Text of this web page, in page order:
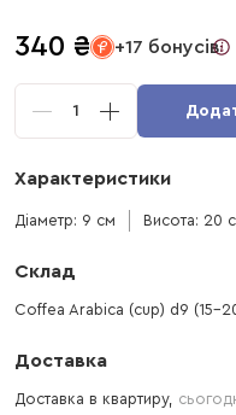
340 ₴ +17 бонусів
1
Характеристики
Діаметр: 9 см Висота: 20
Склад
Coffea Arabica (cup) d9 (15-
Доставка
Доставка в квартиру,